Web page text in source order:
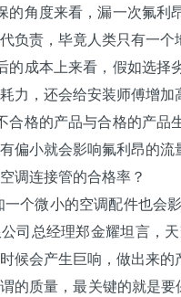
角度来看，漏一次氟利
负责，毕竟人类只有一个
成本上来看，假如选择
力，还会给安装师傅增加
格的产品与合格的产品
偏小就会影响氟利昂的流
调连接管的合格率？
个微小的空调配件也会影
司总经理郑金耀坦言，
候会产生巨响，做出来的
质量，最关键的就是要